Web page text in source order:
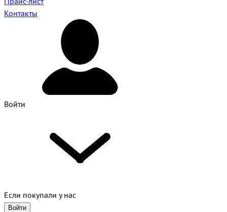
Контакты
Войти
Если покупали у нас
Войти